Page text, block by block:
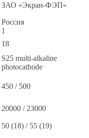
ЗАО «Экран-ФЭП»
Россия
1
18
S25 multi-alkaline
photocathode
450 / 500
20000 / 23000
50 (18) / 55 (19)